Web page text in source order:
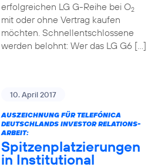
erfolgreichen LG G-Reihe bei O2
mit oder ohne Vertrag kaufen
möchten. Schnellentschlossene
werden belohnt: Wer das LG G6 […]
10. April 2017
AUSZEICHNUNG FÜR TELEFÓNICA
DEUTSCHLANDS INVESTOR RELATIONS-
ARBEIT:
Spitzenplatzierungen
in Institutional